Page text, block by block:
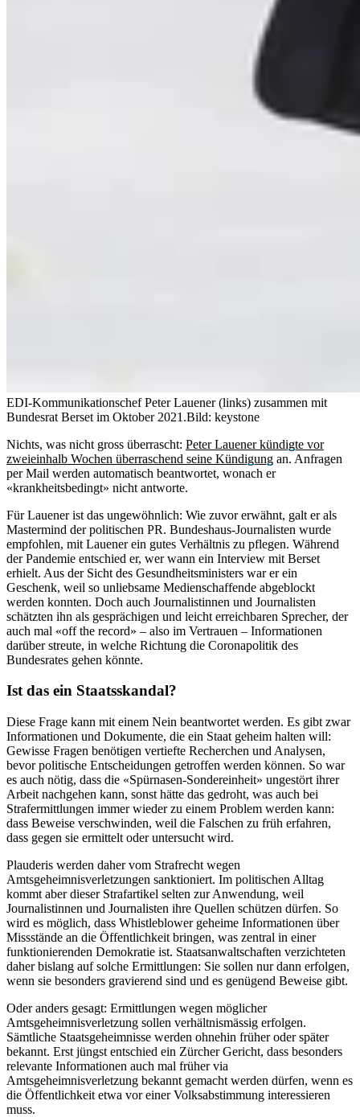
EDI-Kommunikationschef Peter Lauener (links) zusammen mit
Bundesrat Berset im Oktober 2021.Bild: keystone
Nichts, was nicht gross überrascht: Peter Lauener kündigte vor
zweieinhalb Wochen überraschend seine Kündigung an. Anfragen
per Mail werden automatisch beantwortet, wonach er
«krankheitsbedingt» nicht antworte.
Für Lauener ist das ungewöhnlich: Wie zuvor erwähnt, galt er als
Mastermind der politischen PR. Bundeshaus-Journalisten wurde
empfohlen, mit Lauener ein gutes Verhältnis zu pflegen. Während
der Pandemie entschied er, wer wann ein Interview mit Berset
erhielt. Aus der Sicht des Gesundheitsministers war er ein
Geschenk, weil so unliebsame Medienschaffende abgeblockt
werden konnten. Doch auch Journalistinnen und Journalisten
schätzten ihn als gesprächigen und leicht erreichbaren Sprecher, der
auch mal «off the record» – also im Vertrauen – Informationen
darüber streute, in welche Richtung die Coronapolitik des
Bundesrates gehen könnte.
Ist das ein Staatsskandal?
Diese Frage kann mit einem Nein beantwortet werden. Es gibt zwar
Informationen und Dokumente, die ein Staat geheim halten will:
Gewisse Fragen benötigen vertiefte Recherchen und Analysen,
bevor politische Entscheidungen getroffen werden können. So war
es auch nötig, dass die «Spürnasen-Sondereinheit» ungestört ihrer
Arbeit nachgehen kann, sonst hätte das gedroht, was auch bei
Strafermittlungen immer wieder zu einem Problem werden kann:
dass Beweise verschwinden, weil die Falschen zu früh erfahren,
dass gegen sie ermittelt oder untersucht wird.
Plauderis werden daher vom Strafrecht wegen
Amtsgeheimnisverletzungen sanktioniert. Im politischen Alltag
kommt aber dieser Strafartikel selten zur Anwendung, weil
Journalistinnen und Journalisten ihre Quellen schützen dürfen. So
wird es möglich, dass Whistleblower geheime Informationen über
Missstände an die Öffentlichkeit bringen, was zentral in einer
funktionierenden Demokratie ist. Staatsanwaltschaften verzichteten
daher bislang auf solche Ermittlungen: Sie sollen nur dann erfolgen,
wenn sie besonders gravierend sind und es genügend Beweise gibt.
Oder anders gesagt: Ermittlungen wegen möglicher
Amtsgeheimnisverletzung sollen verhältnismässig erfolgen.
Sämtliche Staatsgeheimnisse werden ohnehin früher oder später
bekannt. Erst jüngst entschied ein Zürcher Gericht, dass besonders
relevante Informationen auch mal früher via
Amtsgeheimnisverletzung bekannt gemacht werden dürfen, wenn es
die Öffentlichkeit etwa vor einer Volksabstimmung interessieren
muss.